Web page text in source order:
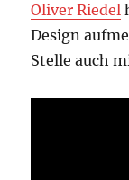
Oliver Riedel
Design
Stelle auch